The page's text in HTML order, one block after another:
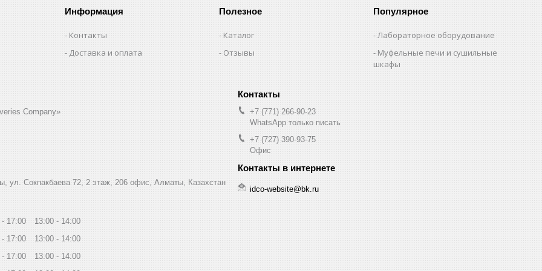
Информация
Контакты
Доставка и оплата
Полезное
Каталог
Отзывы
Популярное
Лабораторное оборудование
Муфельные печи и сушильные
шкафы
Company»
ул. Сокпакбаева 72, 2 этаж, 206 офис, Алматы, Казахстан
+7 (771) 266-90-23
WhatsApp только писать
+7 (727) 390-93-75
Офис
idco-website@bk.ru
17:00 13:00
14:00
17:00
13:00
14:00
17:00
13:00
14:00